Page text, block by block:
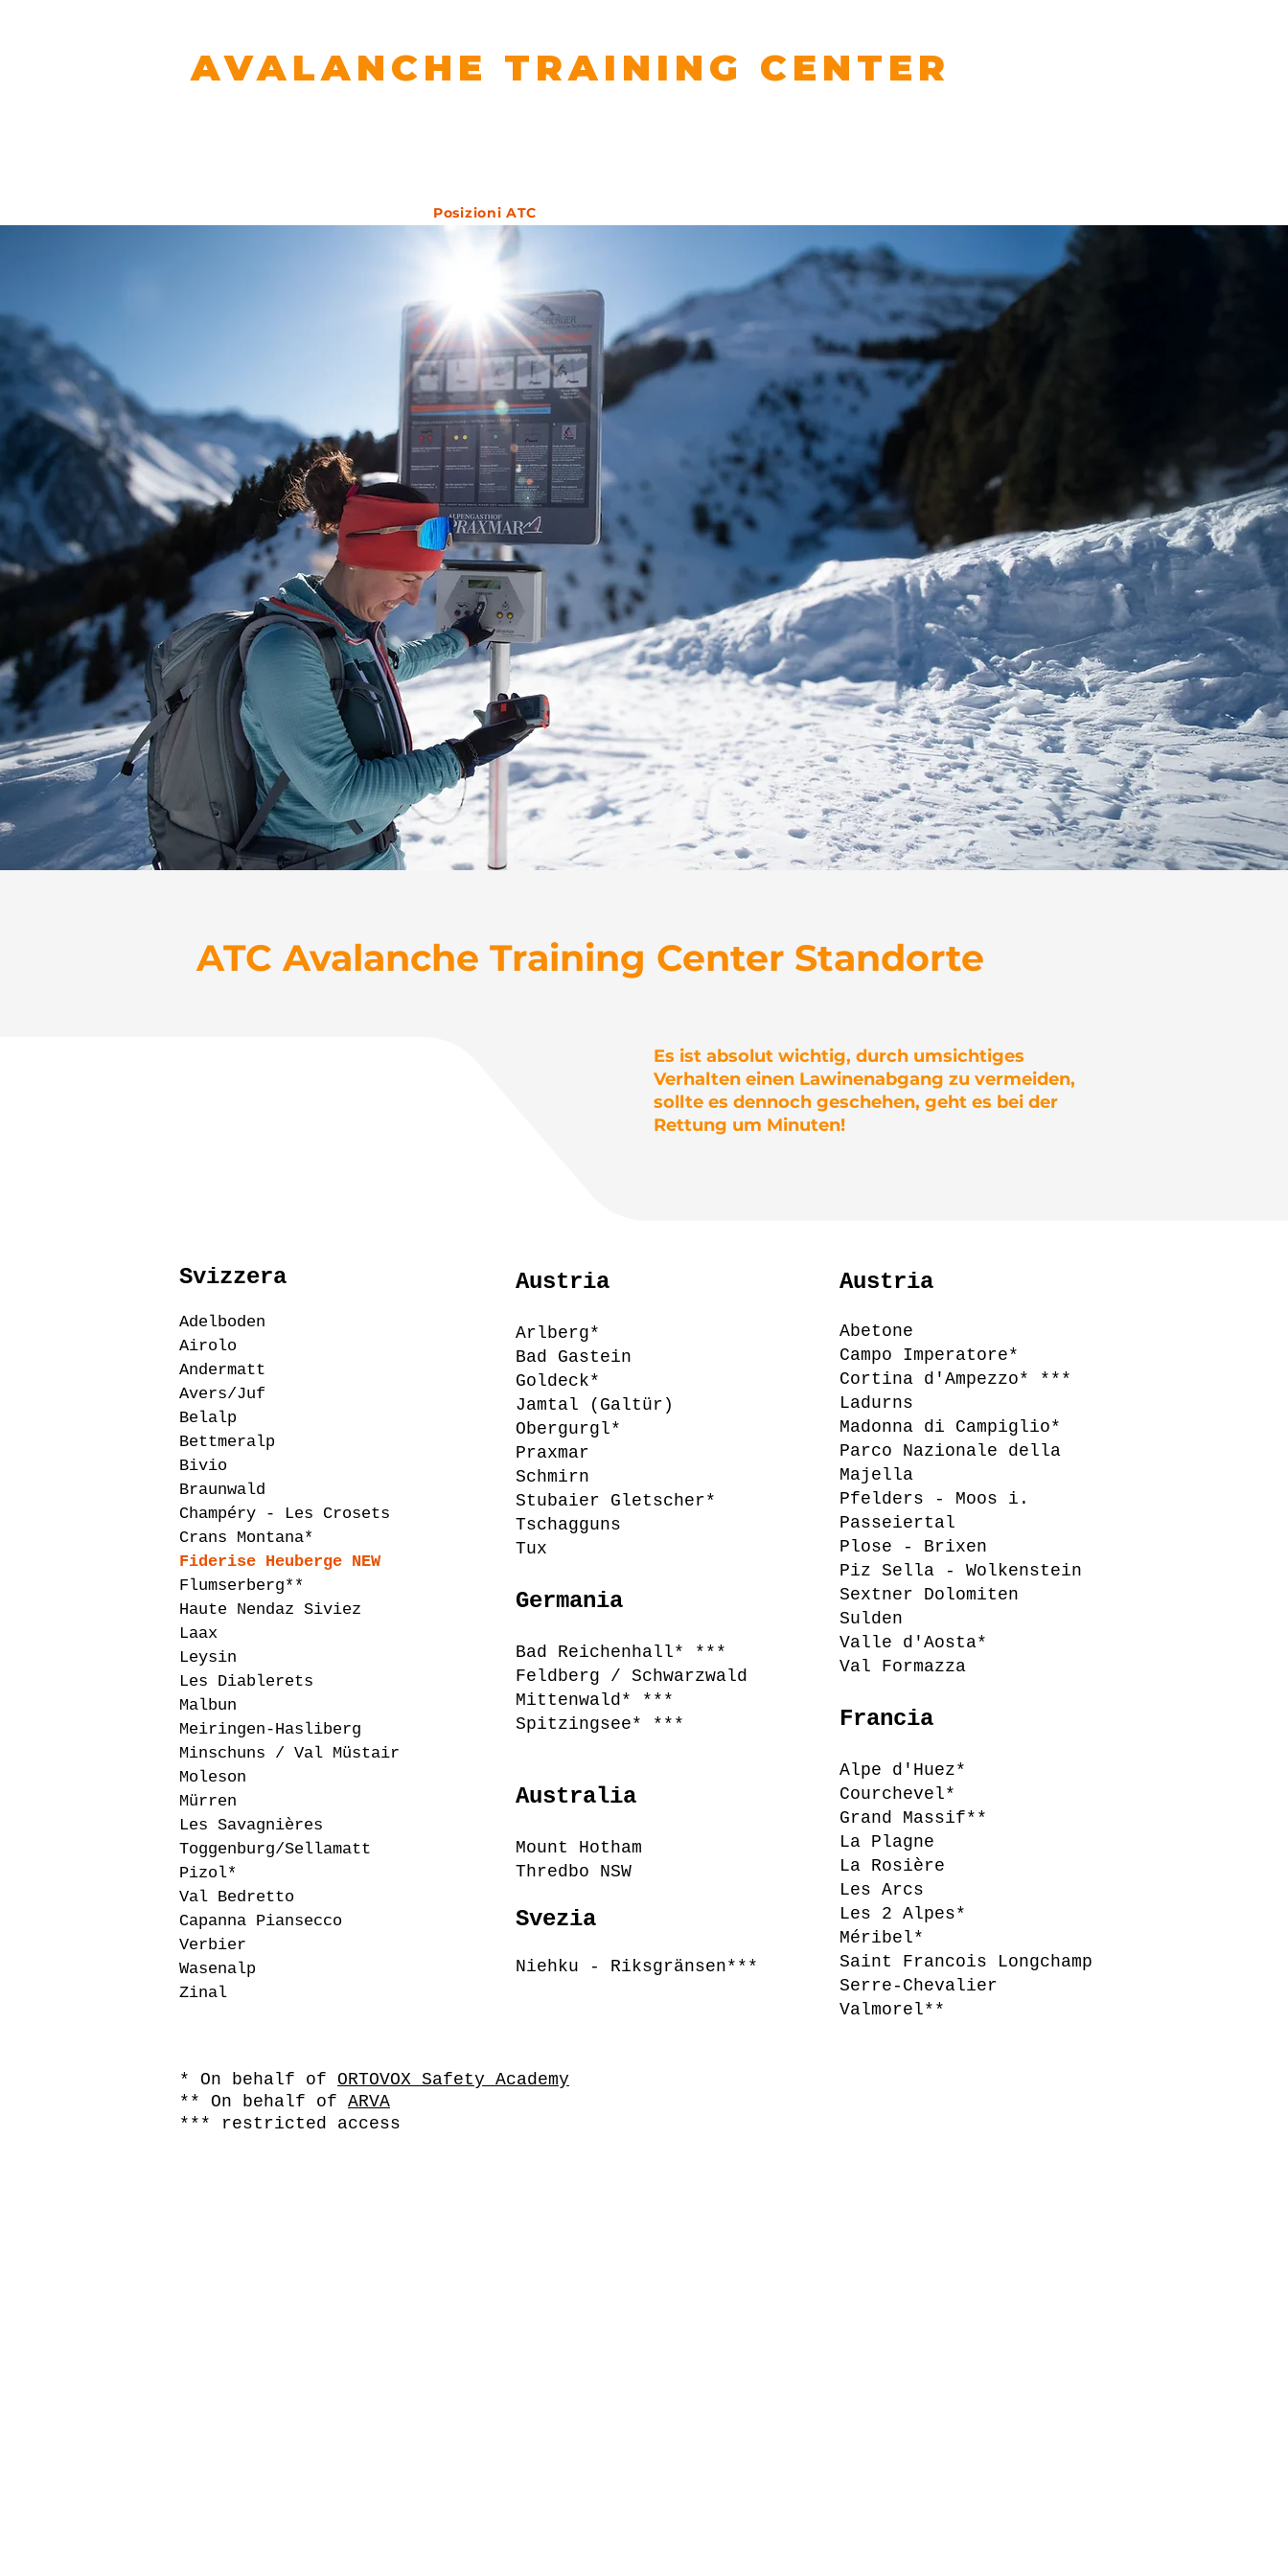
AVALANCHE TRAINING CENTER
Posizioni ATC
ATC Avalanche Training Center - Posizioni
Prodotto da Girsberger Mountain Rescue Technology
ATC Avalanche Training Center Standorte
Es ist absolut wichtig, durch umsichtiges
Verhalten einen Lawinenabgang zu vermeiden,
sollte es dennoch geschehen, geht es bei der
Rettung um Minuten!
Svizzera
Adelboden
Airolo
Andermatt
Avers/Juf
Belalp
Bettmeralp
Bivio
Braunwald
Champéry - Les Crosets
Crans Montana*
Fiderise Heuberge NEW
Flumserberg**
Haute Nendaz Siviez
Laax
Leysin
Les Diablerets
Malbun
Meiringen-Hasliberg
Minschuns / Val Müstair
Moleson
Mürren
Les Savagnières
Toggenburg/Sellamatt
Pizol*
Val Bedretto
Capanna Piansecco
Verbier
Wasenalp
Zinal
Austria
Arlberg*
Bad Gastein
Goldeck*
Jamtal (Galtür)
Obergurgl*
Praxmar
Schmirn
Stubaier Gletscher*
Tschagguns
Tux
Germania
Bad Reichenhall* ***
Feldberg / Schwarzwald
Mittenwald* ***
Spitzingsee* ***
Australia
Mount Hotham
Thredbo NSW
Svezia
Niehku - Riksgränsen***
Austria
Abetone
Campo Imperatore*
Cortina d'Ampezzo* ***
Ladurns
Madonna di Campiglio*
Parco Nazionale della
Majella
Pfelders - Moos i.
Passeiertal
Plose - Brixen
Piz Sella - Wolkenstein
Sextner Dolomiten
Sulden
Valle d'Aosta*
Val Formazza
Francia
Alpe d'Huez*
Courchevel*
Grand Massif**
La Plagne
La Rosière
Les Arcs
Les 2 Alpes*
Méribel*
Saint Francois Longchamp
Serre-Chevalier
Valmorel**
* On behalf of ORTOVOX Safety Academy
** On behalf of ARVA
*** restricted access